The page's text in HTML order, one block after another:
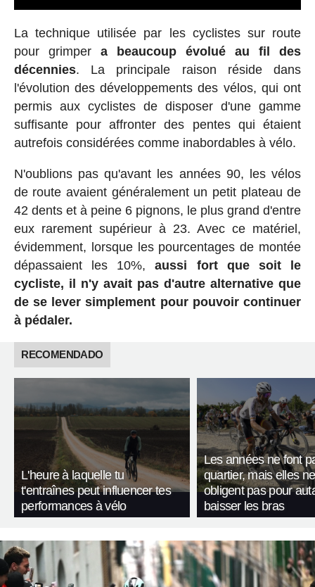
La technique utilisée par les cyclistes sur route
pour grimper a beaucoup évolué au fil des
décennies. La principale raison réside dans
l'évolution des développements des vélos, qui ont
permis aux cyclistes de disposer d'une gamme
suffisante pour affronter des pentes qui étaient
autrefois considérées comme inabordables à vélo.
N'oublions pas qu'avant les années 90, les vélos
de route avaient généralement un petit plateau de
42 dents et à peine 6 pignons, le plus grand d'entre
eux rarement supérieur à 23. Avec ce matériel,
évidemment, lorsque les pourcentages de montée
dépassaient les 10%,aussi fort que soit le
cycliste, il n'y avait pas d'autre alternative que
de se lever simplement pour pouvoir continuer
à pédaler.
RECOMENDADO
L'heure à laquelle tu
t'entraînes peut influencer tes
performances à vélo
Les années ne font
quartier, mais elles
obligent pas pour
baisser les bras